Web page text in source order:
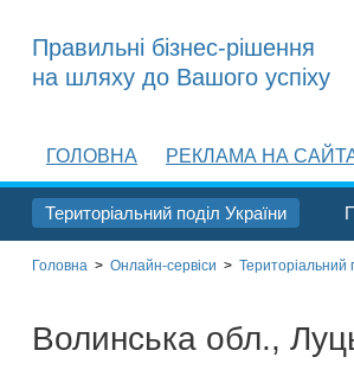
Правильні бізнес-рішення
на шляху до Вашого успіху
ГОЛОВНА РЕКЛАМА НА
Територіальний поділ України
Головна > Онлайн-сервіси > Територіальний
Волинська обл.,